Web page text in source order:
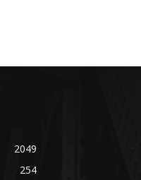
2049
254